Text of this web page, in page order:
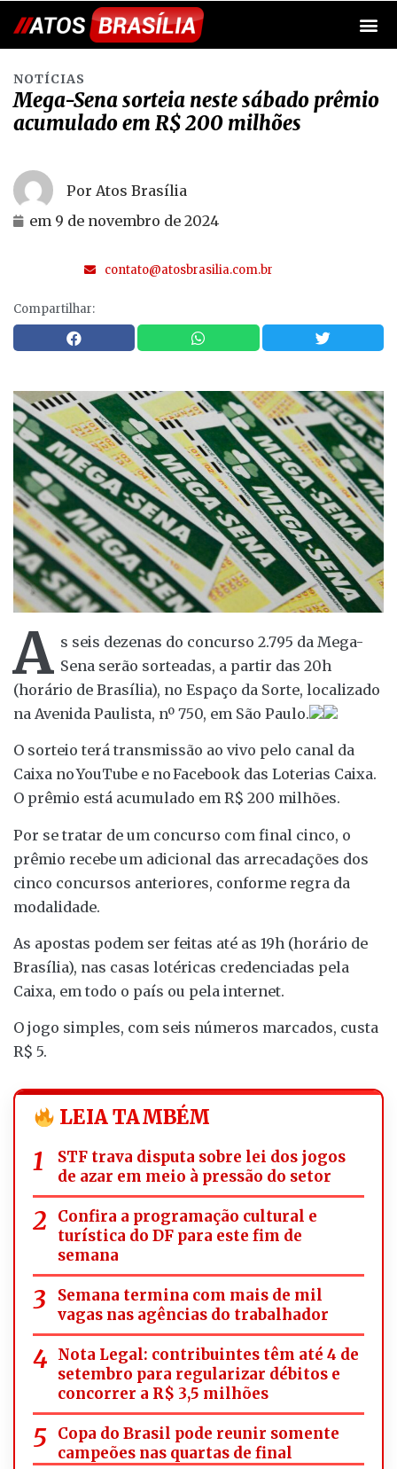
NOTÍCIAS
Mega-Sena sorteia neste sábado prêmio
acumulado em R$ 200 milhões
Por Atos Brasília
em 9 de novembro de 2024
contato@atosbrasilia.com.br
Compartilhar:
A s seis dezenas do concurso 2.795 da Mega-
Sena serão sorteadas, a partir das 20h
(horário de Brasília), no Espaço da Sorte, localizado
na Avenida Paulista, nº 750, em São Paulo.
O sorteio terá transmissão ao vivo pelo canal da
Caixa no YouTube e no Facebook das Loterias Caixa.
O prêmio está acumulado em R$ 200 milhões.
Por se tratar de um concurso com final cinco, o
prêmio recebe um adicional das arrecadações dos
cinco concursos anteriores, conforme regra da
modalidade.
As apostas podem ser feitas até as 19h (horário de
Brasília), nas casas lotéricas credenciadas pela
Caixa, em todo o país ou pela internet.
O jogo simples, com seis números marcados, custa
R$ 5.
LEIA TAMBÉM
STF trava disputa sobre lei dos jogos
de azar em meio à pressão do setor
Confira a programação cultural e
turística do DF para este fim de
semana
Semana termina com mais de mil
vagas nas agências do trabalhador
Nota Legal: contribuintes têm até 4 de
setembro para regularizar débitos e
concorrer a R$ 3,5 milhões
Copa do Brasil pode reunir somente
campeões nas quartas de final